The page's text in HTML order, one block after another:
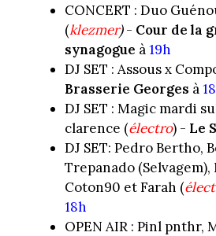
CONCERT : Duo
(klezmer)- Cour de la
synagogue à19h
DJ SET : Assous x
Brasserie Georges à
DJ SET : Magic mardi
clarence (électro) - Le
DJ SET: Pedro Bertho,
Trepanado
Coton90 et Farah (
18h
OPEN AIR : Pinl pnthr,